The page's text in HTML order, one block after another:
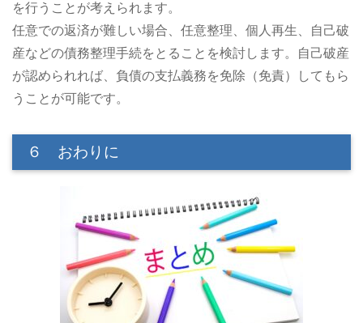
を行うことが考えられます。
任意での返済が難しい場合、任意整理、個人再生、自己破
産などの債務整理手続をとることを検討します。自己破産
が認められれば、負債の支払義務を免除（免責）してもら
うことが可能です。
６ おわりに